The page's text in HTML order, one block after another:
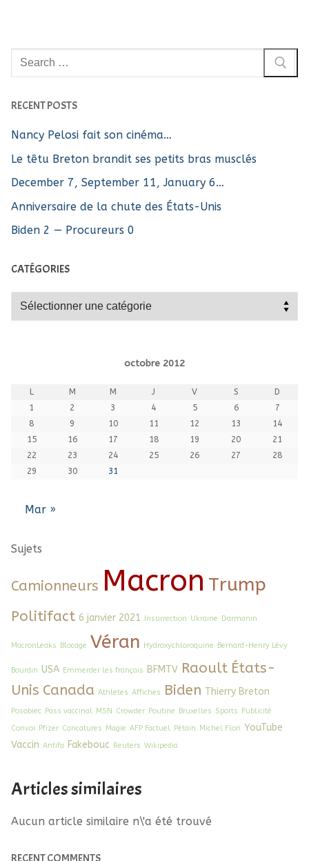
Rechercher
:
RECENT POSTS
Nancy Pelosi fait son cinéma…
Le têtu Breton brandit ses petits bras musclés
December 7, September 11, January 6…
Anniversaire de la chute des États-Unis
Biden 2 — Procureurs 0
CATÉGORIES
Catégories
octobre 2012
L M M J V S
D
1
2 3 4 5 6
7
8
9 10 11 12 13
14
15
16 17 18 19 20
21
22
23 24 25 26 27
28
29
30 31
Mar »
Sujets
Camionneurs Macron Trump
Politifact 6 janvier 2021 Insurrection Ukraine Darmanin
MacronLeaks Blocage Véran Hydroxychloroquine Bernard-Henry Lévy
Bourdin USA Emmerder les français BFMTV Raoult États-
Unis Canada Athletes Affiches Biden Thierry Breton
Posobiec Pass vaccinal MSN Crowder Poutine Bruxelles Sports Publicité
Convoi Pfizer Caricatures Magie AFP Factuel Pétain Michel Flori YouTube
Vaccin Antifa Fakebouc Reuters Wikipedia
Articles similaires
Aucun article similaire n\'a été trouvé
RECENT COMMENTS